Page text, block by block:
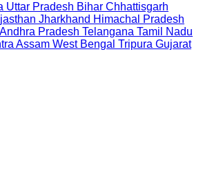
Uttar Pradesh Bihar Chhattisgarh
Jharkhand Himachal Pradesh
Andhra Pradesh Telangana Tamil Nadu
Assam West Bengal Tripura Gujarat